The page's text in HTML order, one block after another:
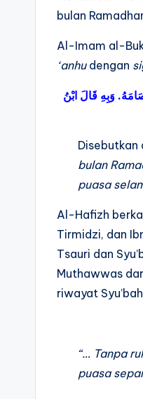
bulan
Al-Imam al-
‘anhudengan
وَبِهِ قَالَ ابْنُ
Disebutkan
bulan
puasa
Al-Hafizh
Tirmidzi, dan
Tsauri dan
Muthawwas
riwayat
“… Tanpa
puasa